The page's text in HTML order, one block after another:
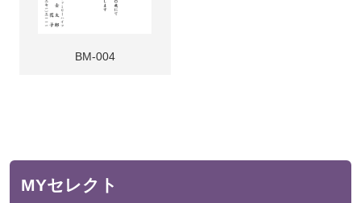
BM-004
MYセレクト